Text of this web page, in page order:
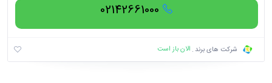
02142661000
شرکت های برند الان باز است